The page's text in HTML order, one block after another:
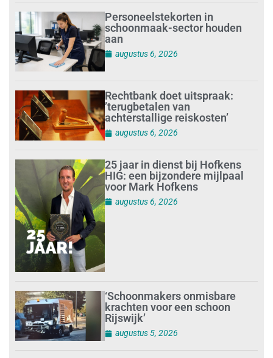
Personeelstekorten in
schoonmaak-sector houden
aan
augustus 6, 2026
Rechtbank doet uitspraak:
’terugbetalen van
achterstallige reiskosten’
augustus 6, 2026
25 jaar in dienst bij Hofkens
HIG: een bijzondere mijlpaal
voor Mark Hofkens
augustus 6, 2026
‘Schoonmakers onmisbare
krachten voor een schoon
Rijswijk’
augustus 5, 2026